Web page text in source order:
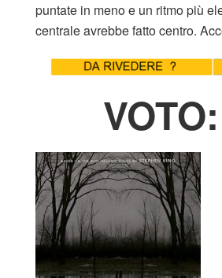
puntate in meno e un ritmo più
centrale avrebbe fatto centro.